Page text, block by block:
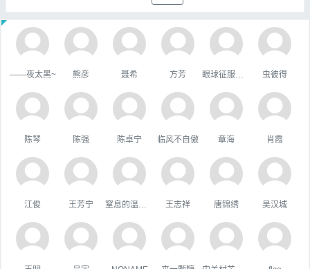
——夜太黑~ 熊彦 聂希 方芳 虫彼得
陈琴 陈强 陈卓宁 临风不自傲 章海 肖霞
江俊 王芳宁 王志祥 唐锦绣 吴汉城